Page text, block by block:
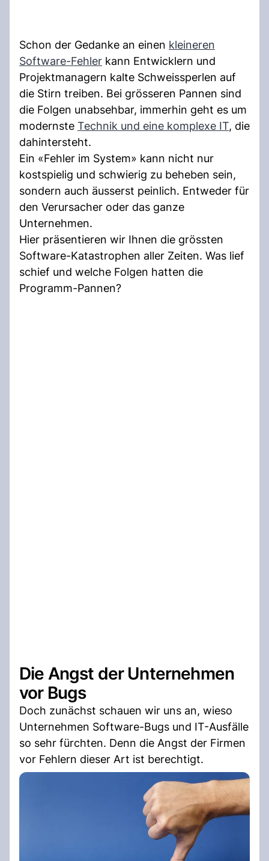
Schon der Gedanke an einen kleineren
Software-Fehler kann Entwicklern und
Projektmanagern kalte Schweissperlen auf
die Stirn treiben. Bei grösseren Pannen sind
die Folgen unabsehbar, immerhin geht es um
modernste Technik und eine komplexe IT, die
dahintersteht.
Ein «Fehler im System» kann nicht nur
kostspielig und schwierig zu beheben sein,
sondern auch äusserst peinlich. Entweder für
den Verursacher oder das ganze
Unternehmen.
Hier präsentieren wir Ihnen die grössten
Software-Katastrophen aller Zeiten. Was lief
schief und welche Folgen hatten die
Programm-Pannen?
Die Angst der Unternehmen
vor Bugs
Doch zunächst schauen wir uns an, wieso
Unternehmen Software-Bugs und IT-Ausfälle
so sehr fürchten. Denn die Angst der Firmen
vor Fehlern dieser Art ist berechtigt.